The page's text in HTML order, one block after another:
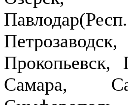
Прокопьевск,
Самара,